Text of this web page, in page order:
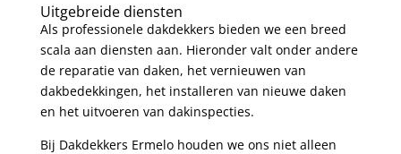
Uitgebreide diensten
Als professionele dakdekkers bieden we een breed
scala aan diensten aan. Hieronder valt onder andere
de reparatie van daken, het vernieuwen van
dakbedekkingen, het installeren van nieuwe daken
en het uitvoeren van dakinspecties.
Bij Dakdekkers Ermelo houden we ons niet alleen